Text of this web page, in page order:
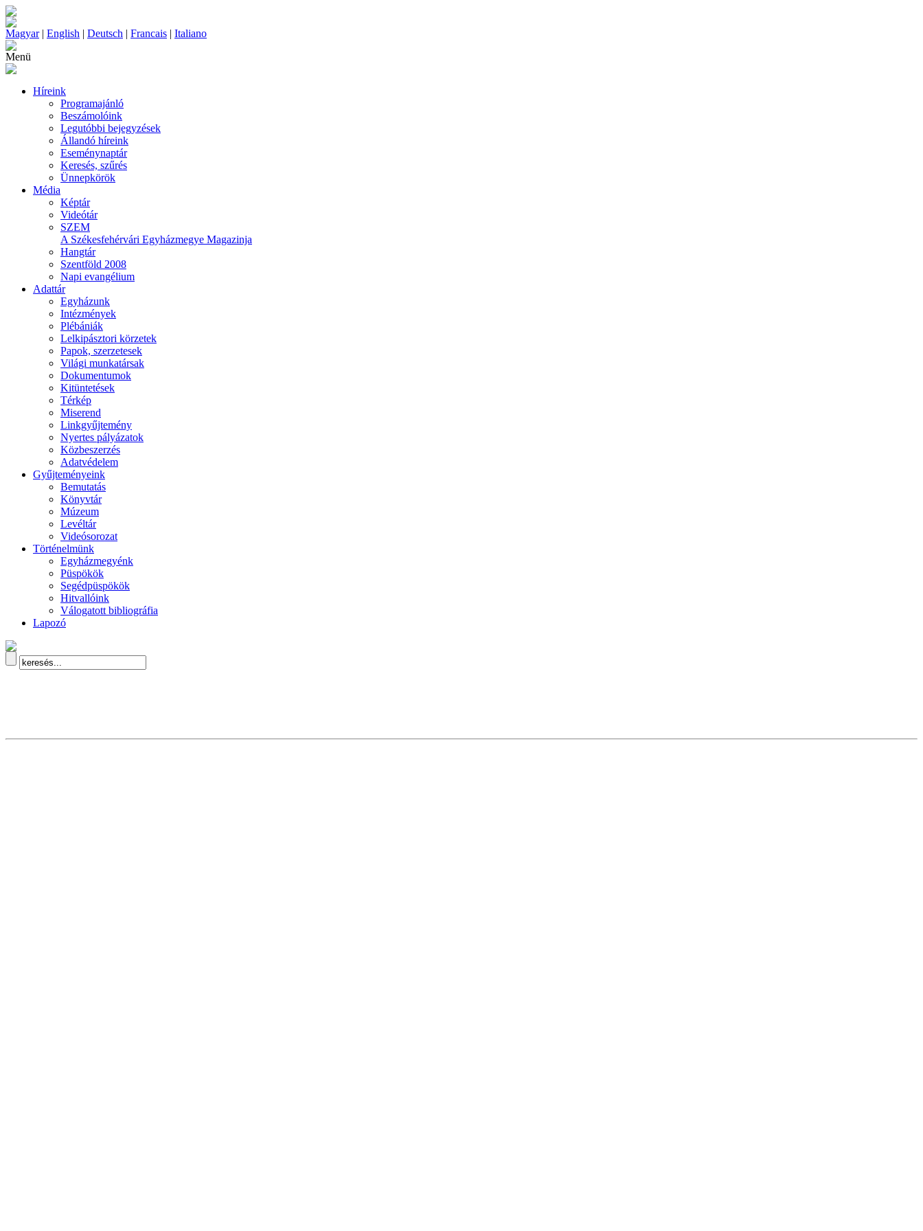
Magyar| English | Deutsch | Francais | Italiano
Menü
Híreink
Programajánló
Beszámolóink
Legutóbbi bejegyzések
Állandó híreink
Eseménynaptár
Keresés, szűrés
Ünnepkörök
Média
Képtár
Videótár
SZEM
A Székesfehérvári Egyházmegye Magazinja
Hangtár
Szentföld 2008
Napi evangélium
Adattár
Egyházunk
Intézmények
Plébániák
Lelkipásztori körzetek
Papok, szerzetesek
Világi munkatársak
Dokumentumok
Kitüntetések
Térkép
Miserend
Linkgyűjtemény
Nyertes pályázatok
Közbeszerzés
Adatvédelem
Gyűjteményeink
Bemutatás
Könyvtár
Múzeum
Levéltár
Videósorozat
Történelmünk
Egyházmegyénk
Püspökök
Segédpüspökök
Hitvallóink
Válogatott bibliográfia
Lapozó